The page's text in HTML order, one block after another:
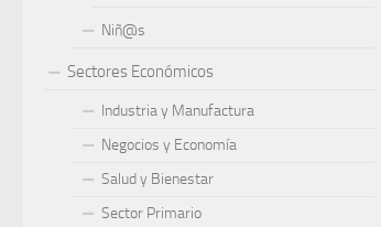
Niñ@s
Sectores Económicos
Industria y Manufactura
Negocios y Economía
Salud y Bienestar
Sector Primario